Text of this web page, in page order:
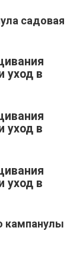
садовая
уход в
уход в
уход в
кампанулы